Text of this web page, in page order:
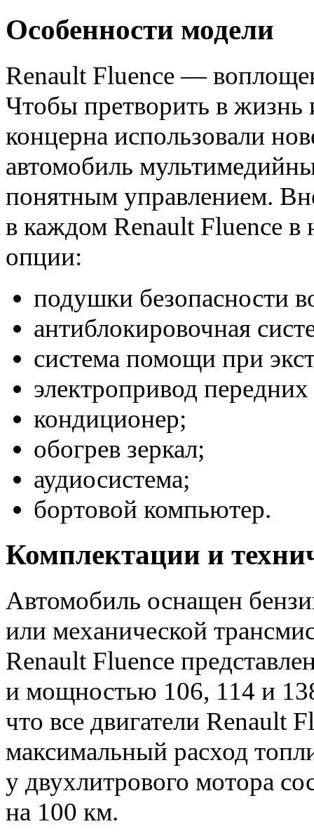
Особенности модели
Renault Fluence —
Чтобы претворить в
концерна использовали
автомобиль
понятным управлением.
в каждом Renault Fluence
опции:
подушки безопасности
антиблокировочная
система помощи при
электропривод
кондиционер;
обогрев зеркал;
аудиосистема;
бортовой компьютер.
Комплектации и
Автомобиль оснащен
или механической
Renault Fluence
и мощностью 106, 114 и
что все двигатели Renault
максимальный расход
у двухлитрового мотора
на 100 км.